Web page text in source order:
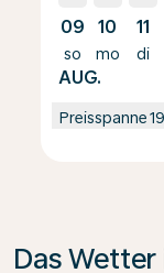
09
so
AUG.
10
mo
11
di
Preisspanne
Das Wetter